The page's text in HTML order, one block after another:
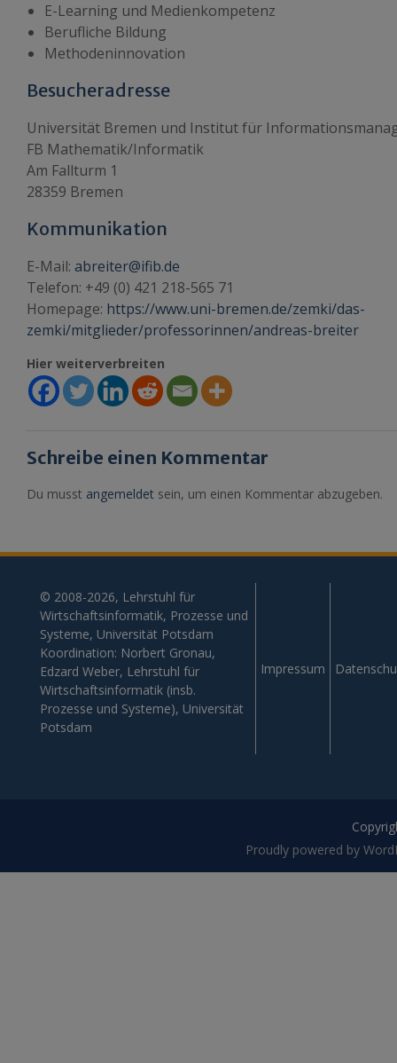
E-Learning und Medienkompetenz
Berufliche Bildung
Methodeninnovation
Besucheradresse
Universität Bremen und Institut für
FB Mathematik/Informatik
Am Fallturm 1
28359 Bremen
Kommunikation
E-Mail: abreiter@ifib.de
Telefon: +49 (0) 421 218-565 71
Homepage: https://www.uni-bremen.de/zemki/das-
zemki/mitglieder/professorinnen/andreas-breiter
Hier weiterverbreiten
Schreibe einen Kommentar
Du musst angemeldet sein, um einen Kommentar abzugeben.
© 2008-2026, Lehrstuhl für
Wirtschaftsinformatik, Prozesse und
Systeme, Universität Potsdam
Koordination: Norbert Gronau,
Edzard Weber, Lehrstuhl für
Wirtschaftsinformatik (insb.
Prozesse und Systeme), Universität
Potsdam
Impressum
Proudly powered by